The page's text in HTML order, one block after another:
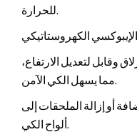
للحرارة.
وقابل لتعديل الارتفاع،
مما يسهل الكي الآمن.
أو إزالة الملحقات إلى
ألواح الكي.